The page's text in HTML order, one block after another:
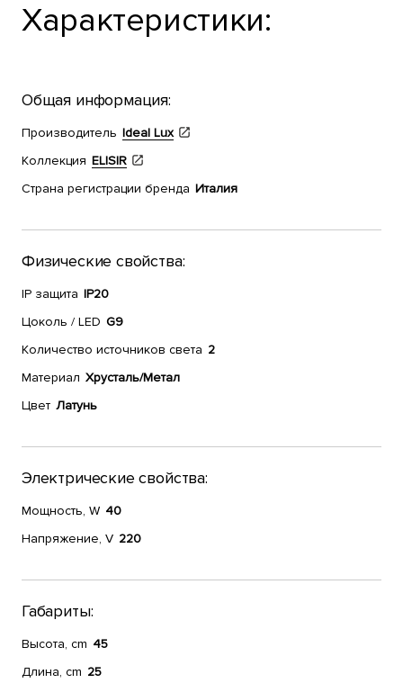
Характеристики:
Общая информация:
Производитель Ideal Lux
Коллекция ELISIR
Страна регистрации бренда Италия
Физические свойства:
IP защита IP20
Цоколь / LED G9
Количество источников света 2
Материал Хрусталь/Метал
Цвет Латунь
Электрические свойства:
Мощность, W 40
Напряжение, V 220
Габариты:
Высота, cm 45
Длина, cm 25